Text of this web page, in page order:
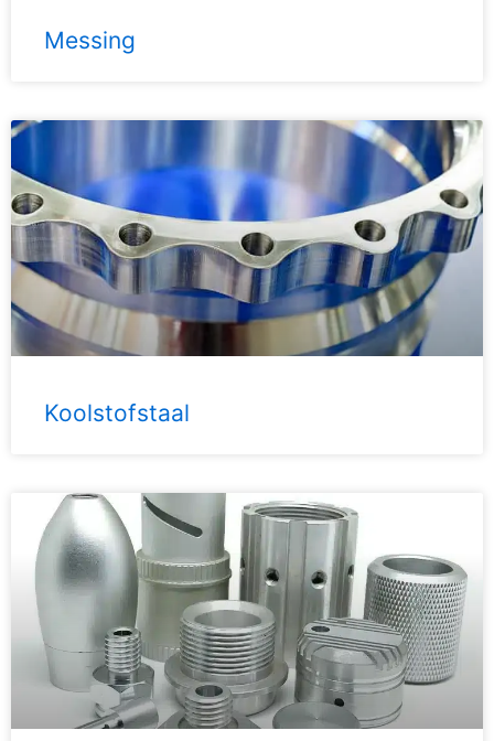
Messing
Koolstofstaal